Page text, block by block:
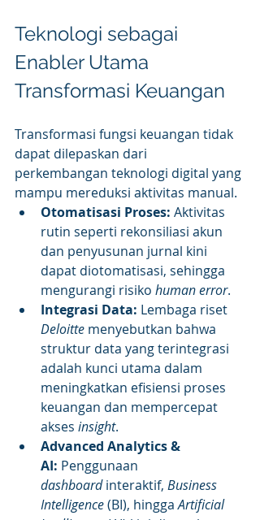
Teknologi sebagai
Enabler Utama
Transformasi Keuangan
Transformasi fungsi keuangan tidak
dapat dilepaskan dari
perkembangan teknologi digital yang
mampu mereduksi aktivitas manual.
Otomatisasi Proses: Aktivitas
rutin seperti rekonsiliasi akun
dan penyusunan jurnal kini
dapat diotomatisasi, sehingga
mengurangi risiko human error.
Integrasi Data: Lembaga riset
Deloitte menyebutkan bahwa
struktur data yang terintegrasi
adalah kunci utama dalam
meningkatkan efisiensi proses
keuangan dan mempercepat
akses insight.
Advanced Analytics &
AI: Penggunaan
dashboard interaktif, Business
Intelligence (BI), hingga Artificial